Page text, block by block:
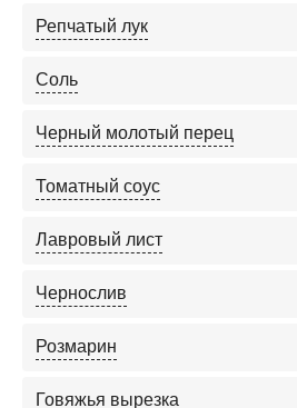
Репчатый лук
Соль
Черный молотый перец
Томатный соус
Лавровый лист
Чернослив
Розмарин
Говяжья вырезка